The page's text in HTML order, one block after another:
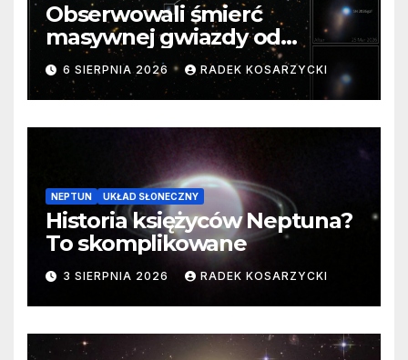
Obserwowali śmierć
masywnej gwiazdy od
samego początku. Niezwykle
cenne dane
6 SIERPNIA 2026 RADEK KOSARZYCKI
NEPTUN UKŁAD SŁONECZNY
Historia księżyców Neptuna?
To skomplikowane
3 SIERPNIA 2026 RADEK KOSARZYCKI